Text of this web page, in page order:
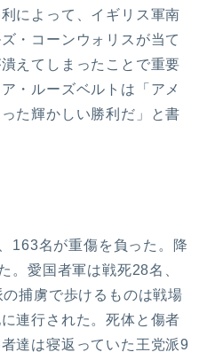
によって、イギリス軍南
・コーンウォリスが当て
えてしまったことで重要
・ルーズベルトは「アメ
た輝かしい勝利だ」と書
163名が重傷を負った。降
。愛国者軍は戦死28名、
捕虜で歩けるものは戦場
連行された。死体と傷者
達は寝返っていた王党派9